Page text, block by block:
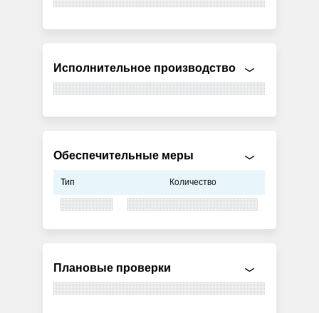
Исполнительное производство
Обеспечительные меры
Тип Количество
Плановые проверки